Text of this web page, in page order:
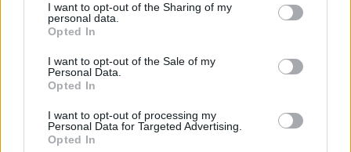
not limited to your visit or usage behaviour. You may click to
grant or deny consent to Google and its third-party tags to
use your data for below specified purposes in below Google
consent section.
I want to opt-out of the Sharing of my
personal data.
Opted In
I want to opt-out of the Sale of my
Personal Data.
Opted In
I want to opt-out of processing my
Personal Data for Targeted Advertising.
Opted In
podcastepizódjai minden fontosabb podcast
likációban elérhetőek, de a
YouTube-on is fel lehet ránk iratkozni. (Ugyanitt
köszönettel várjuk a szöveges értékeléseket.) A podcast
saját Facebook-oldala
ideig innen
le is tölthető.
A podcast teljes, kattintható
katalógusaitt található meg. Köszönjük, ha támogatsz
bennünket aDonablyn